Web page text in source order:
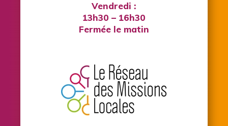
Vendredi :
13h30 – 16h30
Fermée le matin